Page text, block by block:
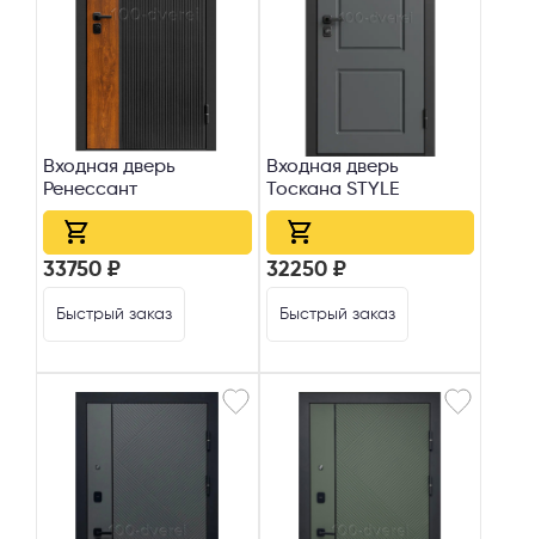
Входная дверь
Ренессант
33750 ₽
Быстрый заказ
Входная дверь
Тоскана STYLE
32250 ₽
Быстрый заказ